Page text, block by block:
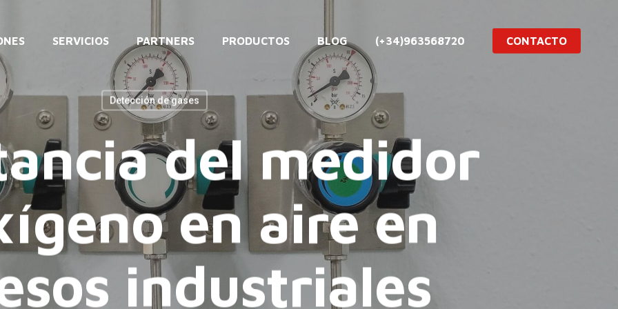
SERVICIOS PARTNERS PRODUCTOS BLOG (+34)963568720 CONTACTO
Detección de gases
del medidor
en aire en
industriales